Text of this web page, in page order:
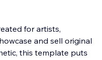
for artists,
and sell original
this template puts